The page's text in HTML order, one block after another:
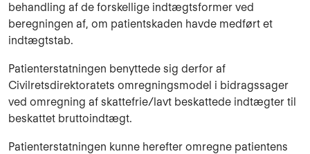
behandling af de forskellige ind­tægtsformer ved
beregningen af, om patientskaden havde medført et
indtægtstab.
Patienterstatningen benyttede sig derfor af
Civilretsdirektoratets omregningsmodel i bi­dragssager
ved omregning af skattefrie/lavt beskattede indtægter til
beskattet bruttoind­tægt.
Patienterstatningen kunne herefter omregne patientens